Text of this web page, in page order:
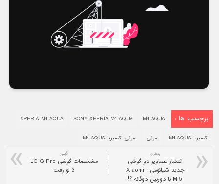
برچسب ها : M4 AQUA
SONY XPERIA M4 AQUA
XPERIA M4 AQUA
اکسپریا M4 AQUA سونی سونی اکسپریا M4 AQUA
قبلی
مشخصات گوشی LG G Pro
3 لو رفت
بعدی:
انتشار تصاویر دو گوشی
جدید شیائومی : Xiaomi
Mi5 با دوربین دوگانه ؟!